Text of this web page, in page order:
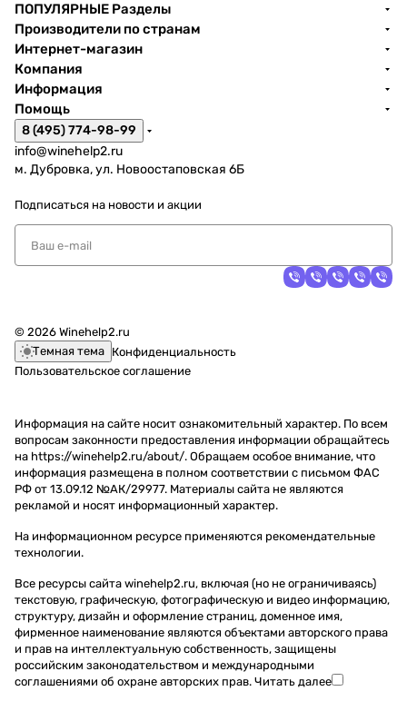
ПОПУЛЯРНЫЕ Разделы
Производители по странам
Интернет-магазин
Компания
Информация
Помощь
8 (495) 774-98-99
info@winehelp2.ru
м. Дубровка, ул. Новоостаповская 6Б
Подписаться на новости и акции
© 2026 Winehelp2.ru
Темная тема Конфиденциальность
Пользовательское соглашение
Информация на сайте носит ознакомительный характер. По всем
вопросам законности предоставления информации обращайтесь
на https://winehelp2.ru/about/. Обращаем особое внимание, что
информация размещена в полном соответствии с письмом ФАС
РФ от 13.09.12 №АК/29977. Материалы сайта не являются
рекламой и носят информационный характер.
На информационном ресурсе применяются рекомендательные
технологии.
Все ресурсы сайта winehelp2.ru, включая (но не ограничиваясь)
текстовую, графическую, фотографическую и видео информацию,
структуру, дизайн и оформление страниц, доменное имя,
фирменное наименование являются объектами авторского права
и прав на интеллектуальную собственность, защищены
российским законодательством и международными
соглашениями об охране авторских прав. Читать далее